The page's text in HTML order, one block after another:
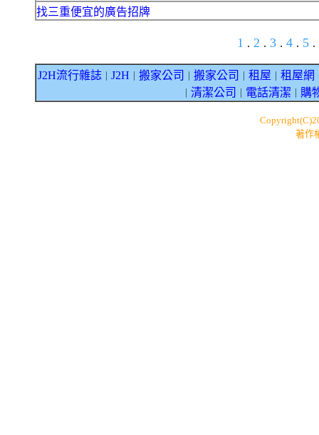
找三重便宜的廣告招牌
1 . 2 . 3 . 4 . 5 .
J2H流行雜誌 J2H 搬家公司 搬家公司 租屋 租屋網
清潔公司 電話清潔 購
著作